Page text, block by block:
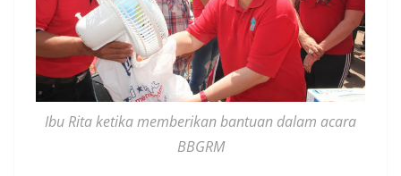
Ibu Rita ketika memberikan bantuan dalam acara
BBGRM